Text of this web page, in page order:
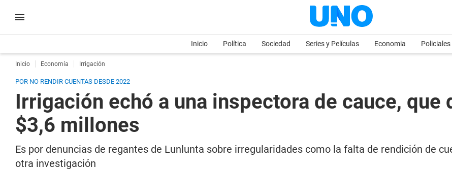
Inicio Política Sociedad Series y Películas Economia Policiales
Inicio Economía Irrigación
POR NO RENDIR CUENTAS DESDE 2022
Irrigación echó a una inspectora de cauce, que
$3,6 millones
Es por denuncias de regantes de Lunlunta sobre irregularidades como la falta de rendición de
otra investigación